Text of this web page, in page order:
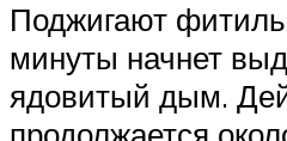
Поджигают
минуты начнет
ядовитый дым.